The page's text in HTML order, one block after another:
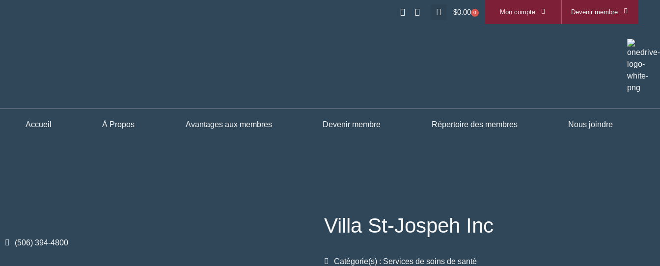
$0.00 0 Mon compte Devenir membre
Accueil À Propos Avantages aux membres Devenir membre Répertoire des membres Nous joindre
(506) 394-4800
Villa St-Jospeh Inc
Catégorie(s) : Services de soins de santé